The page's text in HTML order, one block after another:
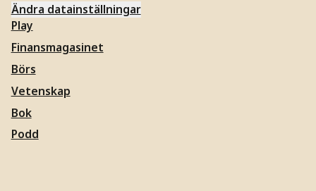
Ändra datainställningar
Play
Finansmagasinet
Börs
Vetenskap
Bok
Podd